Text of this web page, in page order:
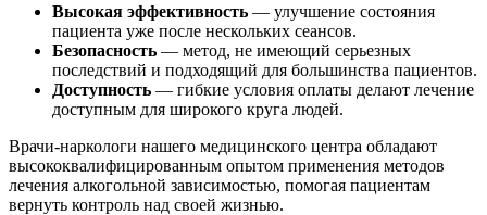
Высокая эффективность — улучшение состояния
пациента уже после нескольких сеансов.
Безопасность — метод, не имеющий серьезных
последствий и подходящий для большинства пациентов.
Доступность — гибкие условия оплаты делают лечение
доступным для широкого круга людей.
Врачи-наркологи нашего медицинского центра обладают
высококвалифицированным опытом применения методов
лечения алкогольной зависимостью, помогая пациентам
вернуть контроль над своей жизнью.